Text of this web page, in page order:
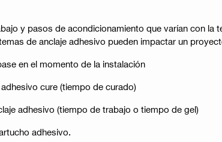
y pasos de acondicionamiento que varían con la
de anclaje adhesivo pueden impactar un
en el momento de la instalación
cure (tiempo de curado)
adhesivo (tiempo de trabajo o tiempo de gel)
adhesivo​​.